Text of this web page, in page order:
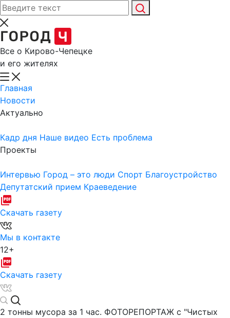
Все о Кирово-Чепецке
и его жителях
Главная
Новости
Актуально
Кадр дня Наше видео Есть проблема
Проекты
Интервью Город – это люди Спорт Благоустройство
Депутатский прием Краеведение
Скачать газету
Мы в контакте
12+
Скачать газету
2 тонны мусора за 1 час. ФОТОРЕПОРТАЖ с "Чистых